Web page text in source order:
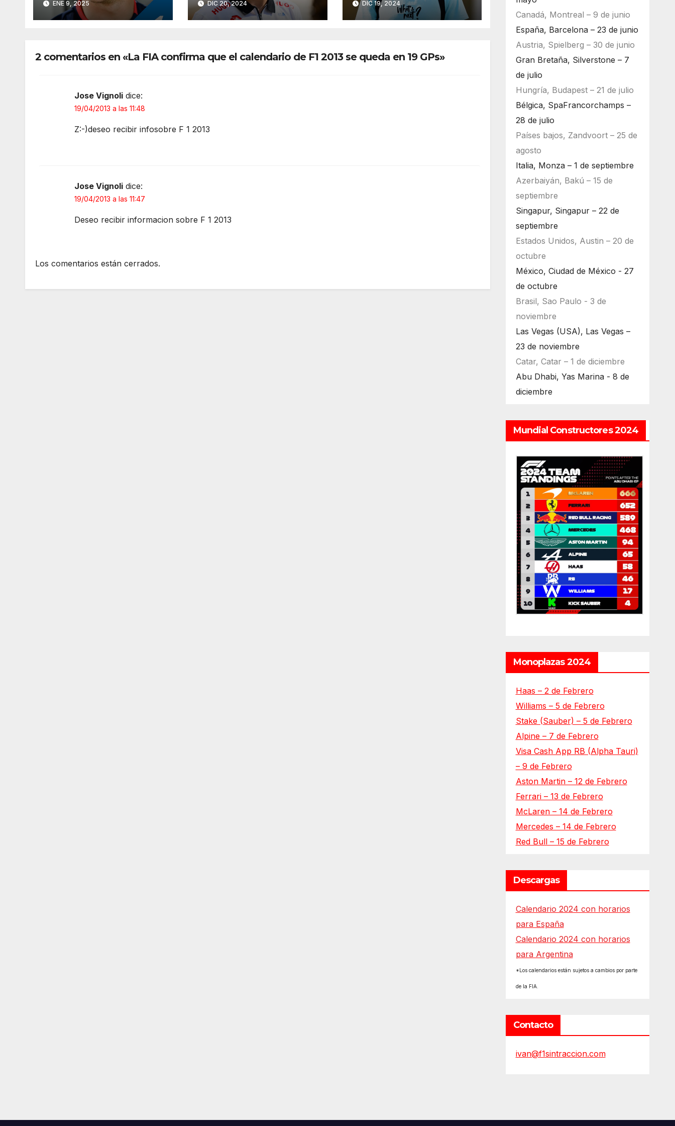
ENE 9, 2025 DIC 20, 2024
2025
DIC 19, 2024
2 comentarios en «La FIA confirma que el calendario de F1 2013 se queda en 19 GPs»
Jose Vignoli dice:
19/04/2013 a las 11:48
Z:-)deseo recibir infosobre F 1 2013
Jose Vignoli dice:
19/04/2013 a las 11:47
Deseo recibir informacion sobre F 1 2013
Los comentarios están cerrados.
Canadá, Montreal – 9 de junio
España, Barcelona – 23 de junio
Austria, Spielberg – 30 de junio
Gran Bretaña, Silverstone – 7
de julio
Hungría, Budapest – 21 de julio
Bélgica, SpaFrancorchamps –
28 de julio
Países bajos, Zandvoort – 25 de
agosto
Italia, Monza – 1 de septiembre
Azerbaiyán, Bakú – 15 de
septiembre
Singapur, Singapur – 22 de
septiembre
Estados Unidos, Austin – 20 de
octubre
México, Ciudad de México - 27
de octubre
Brasil, Sao Paulo - 3 de
noviembre
Las Vegas (USA), Las Vegas –
23 de noviembre
Catar, Catar – 1 de diciembre
Abu Dhabi, Yas Marina - 8 de
diciembre
Mundial Constructores 2024
Monoplazas 2024
Haas – 2 de Febrero
Williams – 5 de Febrero
Stake (Sauber) – 5 de Febrero
Alpine – 7 de Febrero
Visa Cash App RB (Alpha Tauri)
– 9 de Febrero
Aston Martin – 12 de Febrero
Ferrari – 13 de Febrero
McLaren – 14 de Febrero
Mercedes – 14 de Febrero
Red Bull – 15 de Febrero
Descargas
Calendario 2024 con horarios
para España
Calendario 2024 con horarios
para Argentina
*Los calendarios están sujetos a cambios por parte
de la FIA.
Contacto
ivan@f1sintraccion.com